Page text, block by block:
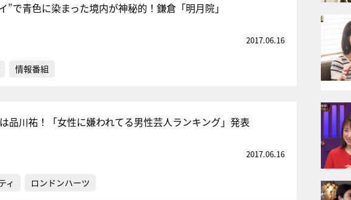
”で青色に染まった境内が神秘的！鎌倉「明月院」
2017.06.16
情報番組
品川祐！「女性に嫌われてる男性芸人ランキング」発表
2017.06.16
ィ ロンドンハーツ